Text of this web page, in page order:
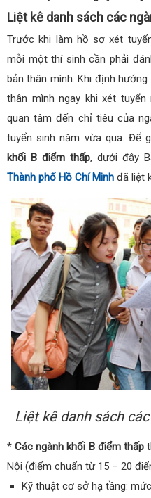
Liệt kê danh sách các
Trước khi làm hồ sơ xét
mỗi một thí sinh cần phải
bản thân mình. Khi định
thân mình ngay khi xét
quan tâm đến chỉ tiêu của
tuyển sinh năm vừa qua. Để
khối B điểm thấp, dưới đây
Thành phố Hồ Chí Minh đã liệt
Liệt kê danh sách
*Các ngành khối B điểm thấp
Nội (điểm chuẩn từ 15 – 20
Kỹ thuật cơ sở hạ tầng: